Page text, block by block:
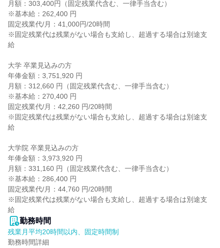
月額：303,400円（固定残業代含む、一律手当含む）
※基本給：262,400 円
固定残業代/月：41,000円/20時間
※固定残業代は残業がない場合も支給し、超過する場合は別途支
給
大学 卒業見込みの方
年俸金額：3,751,920 円
月額：312,660 円（固定残業代含む、一律手当含む）
※基本給：270,400 円
固定残業代/月：42,260 円/20時間
※固定残業代は残業がない場合も支給し、超過する場合は別途支
給
大学院 卒業見込みの方
年俸金額：3,973,920 円
月額：331,160 円（固定残業代含む、一律手当含む）
※基本給：286,400 円
固定残業代/月：44,760 円/20時間
※固定残業代は残業がない場合も支給し、超過する場合は別途支
給
勤務時間
残業月平均20時間以内、固定時間制
勤務時間詳細